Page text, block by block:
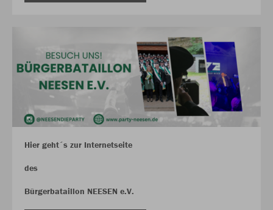
Hier geht´s zur Internetseite
des
Bürgerbataillon NEESEN e.V.